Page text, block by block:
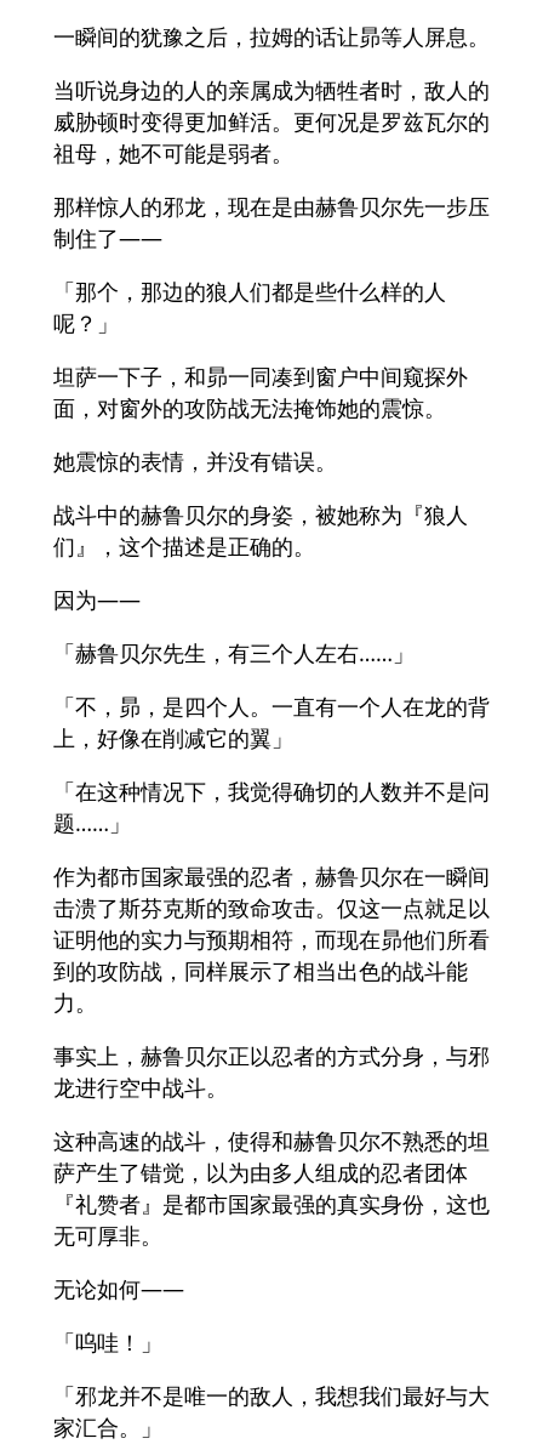
一瞬间的犹豫之后，拉姆的话让昴等人屏息。
当听说身边的人的亲属成为牺牲者时，敌人的
威胁顿时变得更加鲜活。更何况是罗兹瓦尔的
祖母，她不可能是弱者。
那样惊人的邪龙，现在是由赫鲁贝尔先一步压
制住了——
「那个，那边的狼人们都是些什么样的人
呢？」
坦萨一下子，和昴一同凑到窗户中间窥探外
面，对窗外的攻防战无法掩饰她的震惊。
她震惊的表情，并没有错误。
战斗中的赫鲁贝尔的身姿，被她称为『狼人
们』，这个描述是正确的。
因为——
「赫鲁贝尔先生，有三个人左右……」
「不，昴，是四个人。一直有一个人在龙的背
上，好像在削减它的翼」
「在这种情况下，我觉得确切的人数并不是问
题……」
作为都市国家最强的忍者，赫鲁贝尔在一瞬间
击溃了斯芬克斯的致命攻击。仅这一点就足以
证明他的实力与预期相符，而现在昴他们所看
到的攻防战，同样展示了相当出色的战斗能
力。
事实上，赫鲁贝尔正以忍者的方式分身，与邪
龙进行空中战斗。
这种高速的战斗，使得和赫鲁贝尔不熟悉的坦
萨产生了错觉，以为由多人组成的忍者团体
『礼赞者』是都市国家最强的真实身份，这也
无可厚非。
无论如何——
「呜哇！」
「邪龙并不是唯一的敌人，我想我们最好与大
家汇合。」